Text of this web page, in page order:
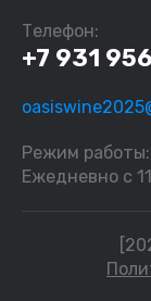
Телефон:
+7 931
Режим работы:
Ежедневно с